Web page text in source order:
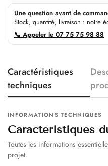
Une question avant de
Stock, quantité, livraison : notre
📞 Appeler le 07 75 75 98 88
Caractéristiques
techniques
INFORMATIONS TECHNIQUES
Caractéristiques
Toutes les informations
projet.